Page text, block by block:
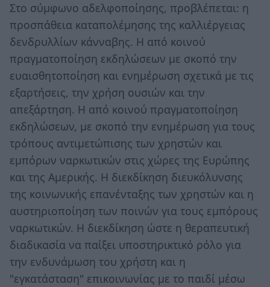
Στο σύμφωνο αδελφοποίησης, προβλέπεται: η
προσπάθεια καταπολέμησης της καλλιέργειας
δενδρυλλίων κάνναβης. Η από κοινού
πραγματοποίηση εκδηλώσεων με σκοπό την
ευαισθητοποίηση και ενημέρωση σχετικά με τις
εξαρτήσεις, την χρήση ουσιών και την
απεξάρτηση. Η από κοινού πραγματοποίηση
εκδηλώσεων, με σκοπό την ενημέρωση για τους
τρόπους αντιμετώπισης των χρηστών και
εμπόρων ναρκωτικών στις χώρες της Ευρώπης
και της Αμερικής. Η διεκδίκηση διευκόλυνσης
της κοινωνικής επανένταξης των χρηστών και η
αυστηριοποίηση των ποινών για τους εμπόρους
ναρκωτικών. Η διεκδίκηση ώστε η θεραπευτική
διαδικασία να παίξει υποστηρικτικό ρόλο για
την ενδυνάμωση του χρήστη και η
"εγκατάσταση" επικοινωνίας με το παιδί μέσω